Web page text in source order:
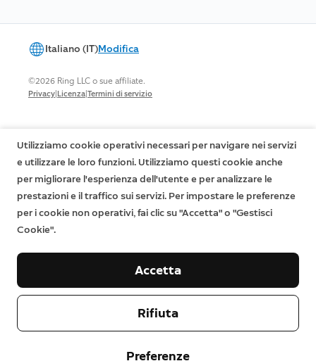
Italiano (IT)Modifica
©2026 Ring LLC o sue affiliate.
Privacy|Licenza|Termini di servizio
Utilizziamo cookie operativi necessari per navigare nei servizi
e utilizzare le loro funzioni. Utilizziamo questi cookie anche
per migliorare l'esperienza dell'utente e per analizzare le
prestazioni e il traffico sui servizi. Per impostare le preferenze
per i cookie non operativi, fai clic su "Accetta" o "Gestisci
Cookie".
Preferenze
Rifiuta
Accetta